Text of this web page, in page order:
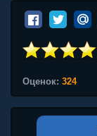
Оценок: 324